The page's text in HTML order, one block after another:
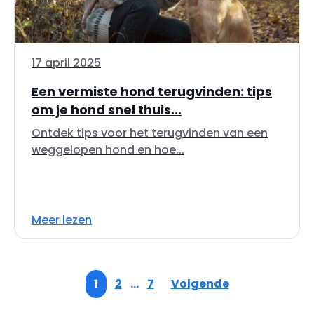
17 april 2025
Een vermiste hond terugvinden: tips
om je hond snel thuis...
Ontdek tips voor het terugvinden van een
weggelopen hond en hoe...
Meer lezen
1 2 … 7 Volgende